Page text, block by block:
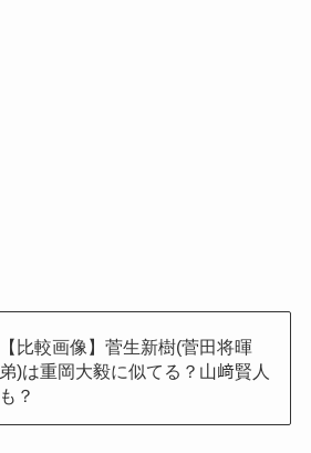
【比較画像】菅生新樹(菅田将暉
弟)は重岡大毅に似てる？山﨑賢人
も？